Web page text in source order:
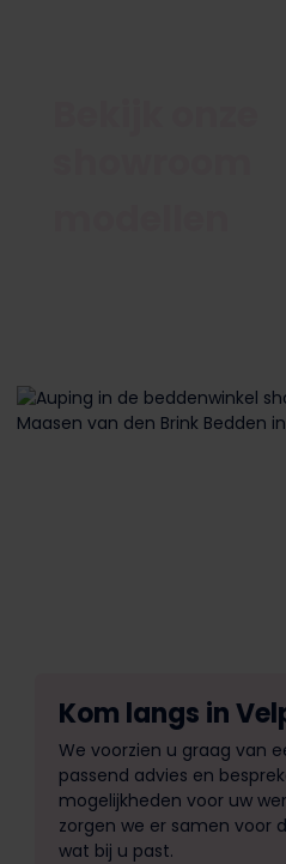
Kom langs in
We voorzien u graag van
passend advies en
mogelijkheden voor uw
zorgen we er samen voor
wat bij u past.